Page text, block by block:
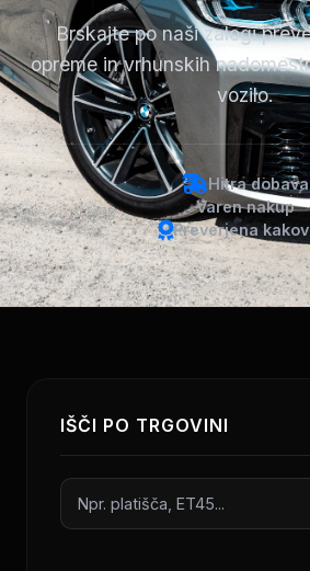
Brskajte po naši zalogi
opreme in vrhunskih
vozilo.
Hitra dobava
Varen nakup
Preverjena
IŠČI PO TRGOVINI